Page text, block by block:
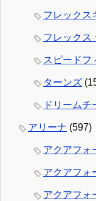
フレックス
フレックス
スピードフ
ターンズ
ドリーム
アリーナ (597)
アクアフォ
アクアフォ
アクアフォ